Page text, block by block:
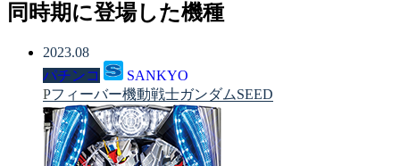
同時期に登場した機種
2023.08
パチンコ
SANKYO
Pフィーバー機動戦士ガンダムSEED